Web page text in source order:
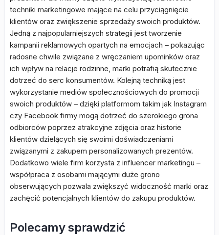
techniki marketingowe mające na celu przyciągnięcie
klientów oraz zwiększenie sprzedaży swoich produktów.
Jedną z najpopularniejszych strategii jest tworzenie
kampanii reklamowych opartych na emocjach – pokazując
radosne chwile związane z wręczaniem upominków oraz
ich wpływ na relacje rodzinne, marki potrafią skutecznie
dotrzeć do serc konsumentów. Kolejną techniką jest
wykorzystanie mediów społecznościowych do promocji
swoich produktów – dzięki platformom takim jak Instagram
czy Facebook firmy mogą dotrzeć do szerokiego grona
odbiorców poprzez atrakcyjne zdjęcia oraz historie
klientów dzielących się swoimi doświadczeniami
związanymi z zakupem personalizowanych prezentów.
Dodatkowo wiele firm korzysta z influencer marketingu –
współpraca z osobami mającymi duże grono
obserwujących pozwala zwiększyć widoczność marki oraz
zachęcić potencjalnych klientów do zakupu produktów.
Polecamy sprawdzić